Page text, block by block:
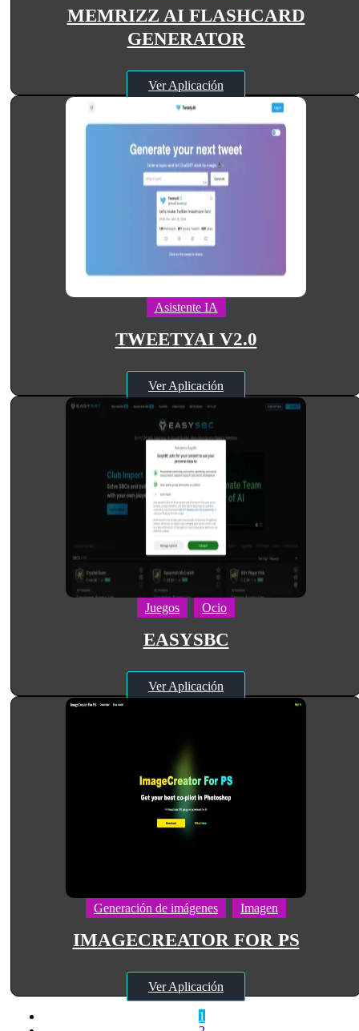
MEMRIZZ AI FLASHCARD
GENERATOR
Ver Aplicación
Asistente IA
TWEETYAI V2.0
Ver Aplicación
Juegos Ocio
EASYSBC
Ver Aplicación
Generación de imágenes Imagen
IMAGECREATOR FOR PS
Ver Aplicación
1